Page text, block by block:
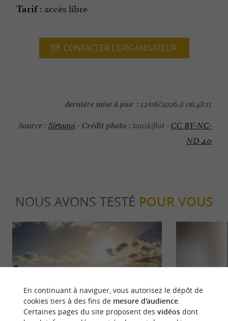
Tarif : accès libre
CONTACTER L'ORGANISATEUR
dernière mise à jour : 12/06/2026 à 06:48:11
Source : Sirtaqui-Crédit photo : touskiflot -CC BY-NC-
ND 4.0
NOUS AVONS TESTÉ POUR VOUS
Gourmande
En continuant à naviguer, vous autorisez le dépôt de
cookies tiers à des fins de mesure d'audience.
Certaines pages du site proposent des vidéosdont